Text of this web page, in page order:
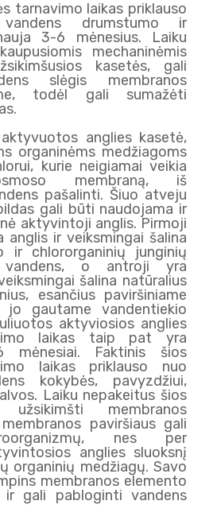
tarnavimo laikas priklauso
drumstumo ir
3-6 mėnesius. Laiku
mechaninėmis
kasetės, gali
slėgis membranos
todėl gali sumažėti
anglies kasetė,
organinėms medžiagoms
kurie neigiamai veikia
membraną, iš
pašalinti. Šiuo atveju
gali būti naudojama ir
aktyvintoji anglis. Pirmoji
anglis ir veiksmingai šalina
ir chlororganinių junginių
vandens, o antroji yra
šalina natūralius
esančius paviršiniame
gautame vandentiekio
aktyviosios anglies
laikas taip pat yra
mėnesiai. Faktinis šios
laikas priklauso nuo
kokybės, pavyzdžiui,
Laiku nepakeitus šios
membranos
paviršiaus gali
nes per
anglies sluoksnį
organinių medžiagų. Savo
membranos elemento
ir gali pabloginti vandens